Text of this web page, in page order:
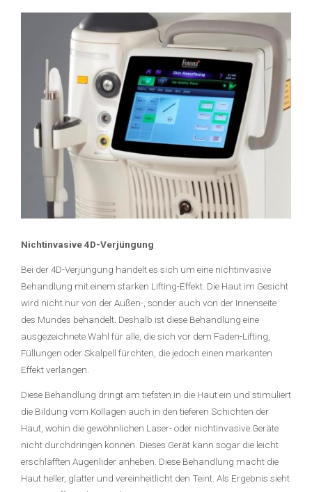
Nichtinvasive 4D-Verjüngung
Bei der 4D-Verjüngung handelt es sich um eine nichtinvasive
Behandlung mit einem starken Lifting-Effekt. Die Haut im Gesicht
wird nicht nur von der Außen-, sonder auch von der Innenseite
des Mundes behandelt. Deshalb ist diese Behandlung eine
ausgezeichnete Wahl für alle, die sich vor dem Faden-Lifting,
Füllungen oder Skalpell fürchten, die jedoch einen markanten
Effekt verlangen.
Diese Behandlung dringt am tiefsten in die Haut ein und stimuliert
die Bildung vom Kollagen auch in den tieferen Schichten der
Haut, wohin die gewöhnlichen Laser- oder nichtinvasive Geräte
nicht durchdringen können. Dieses Gerät kann sogar die leicht
erschlafften Augenlider anheben. Diese Behandlung macht die
Haut heller, glatter und vereinheitlicht den Teint. Als Ergebnis sieht